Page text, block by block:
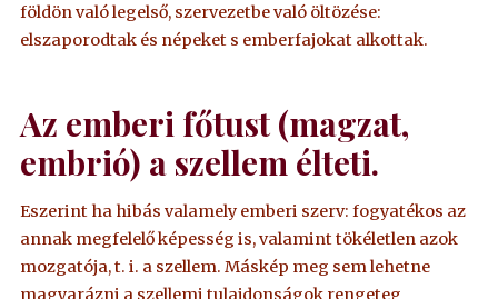
földön való legelső, szervezetbe való öltözése:
elszaporodtak és népeket s emberfajokat alkottak.
Az emberi főtust (magzat,
embrió) a szellem élteti.
Eszerint ha hibás valamely emberi szerv: fogyatékos az
annak megfelelő képesség is, valamint tökéletlen azok
mozgatója, t. i. a szellem. Máskép meg sem lehetne
magyarázni a szellemi tulajdonságok rengeteg